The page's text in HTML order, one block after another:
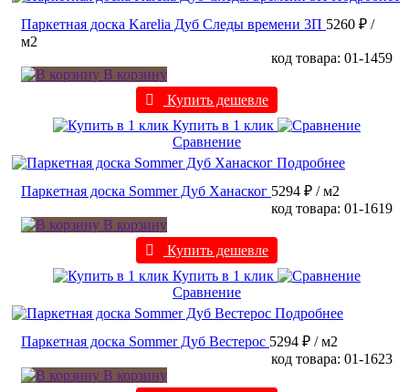
Паркетная доска Karelia Дуб Следы времени 3П 5260 ₽ /
м2
код товара: 01-1459
В корзину
Купить дешевле
Купить в 1 клик
Сравнение
Подробнее
Паркетная доска Sommer Дуб Ханаског 5294 ₽ / м2
код товара: 01-1619
В корзину
Купить дешевле
Купить в 1 клик
Сравнение
Подробнее
Паркетная доска Sommer Дуб Вестерос 5294 ₽ / м2
код товара: 01-1623
В корзину